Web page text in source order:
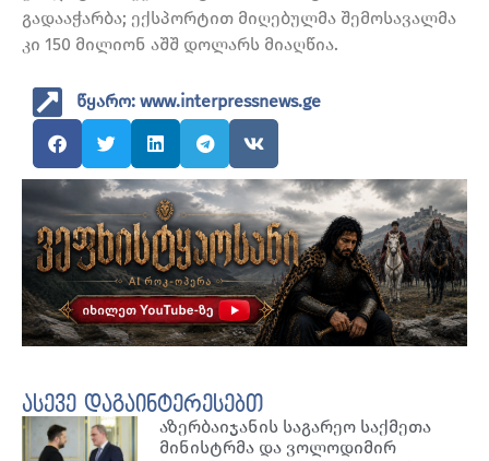
გადააჭარბა; ექსპორტით მიღებულმა შემოსავალმა
კი 150 მილიონ აშშ დოლარს მიაღწია.
წყარო: www.interpressnews.ge
ასევე დაგაინტერესებთ
აზერბაიჯანის საგარეო საქმეთა
მინისტრმა და ვოლოდიმირ